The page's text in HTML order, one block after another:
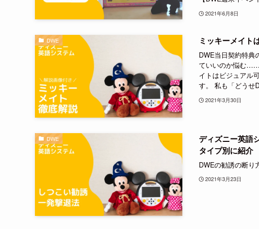
2021年6月8日
DWE ミッキーメイト
DWE当日契約特典
ていいのか悩む……
イトはビジュアル
す。 私も「どうせ
2021年3月30日
DWE
ディズニー英語
タイプ別に紹介
DWEの勧誘の断り
2021年3月23日